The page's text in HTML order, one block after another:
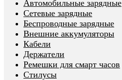
Автомобильные зарядные
Сетевые зарядные
Беспроводные зарядные
Внешние аккумуляторы
Кабели
Держатели
Ремешки для смарт часов
Стилусы